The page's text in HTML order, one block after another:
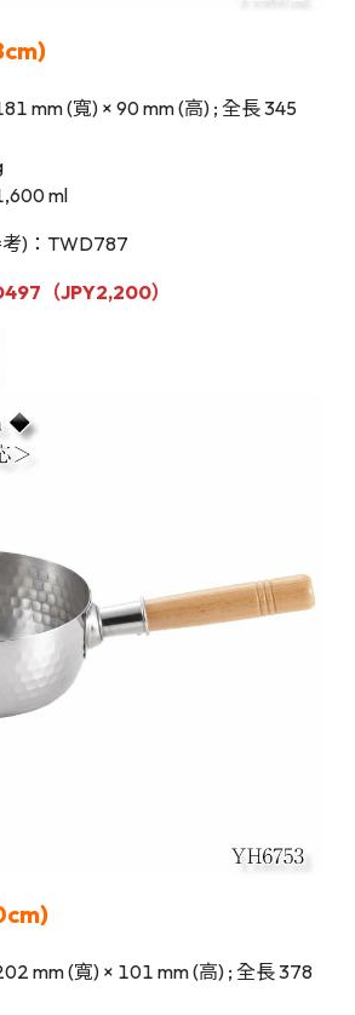
mm (寬) × 90 mm (高) ; 全長 345
ml
)：TWD787
（JPY2,200）
mm (寬) × 101 mm (高) ; 全長 378